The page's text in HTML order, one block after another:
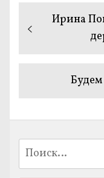
Навигация
по
Ирина
Найти: